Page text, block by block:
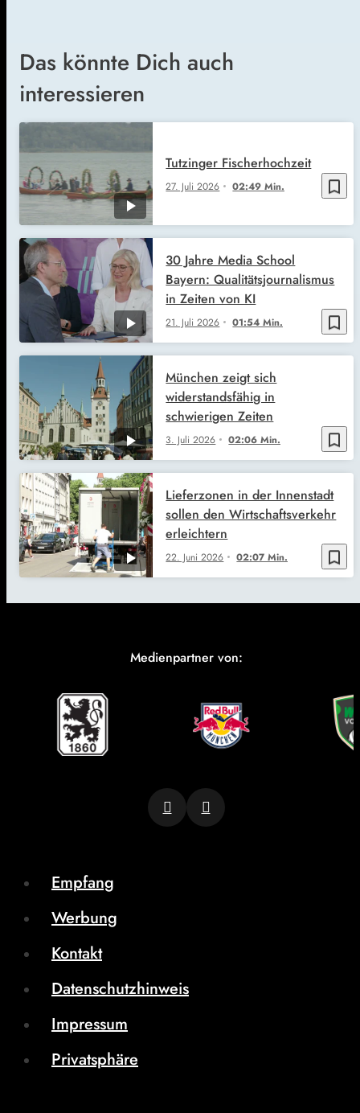
Das könnte Dich auch
interessieren
bookmark_border
27. Juli 2026 02:49 Min.
Tutzinger Fischerhochzeit
bookmark_border
21. Juli 2026 01:54 Min.
30 Jahre Media School
Bayern: Qualitätsjournalismus
in Zeiten von KI
bookmark_border
3. Juli 2026 02:06 Min.
München zeigt sich
widerstandsfähig in
schwierigen Zeiten
bookmark_border
22. Juni 2026 02:07 Min.
Lieferzonen in der Innenstadt
sollen den Wirtschaftsverkehr
erleichtern
Medienpartner von:
Empfang
Werbung
Kontakt
Datenschutzhinweis
Impressum
Privatsphäre